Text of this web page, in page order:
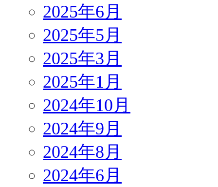
2025年6月
2025年5月
2025年3月
2025年1月
2024年10月
2024年9月
2024年8月
2024年6月